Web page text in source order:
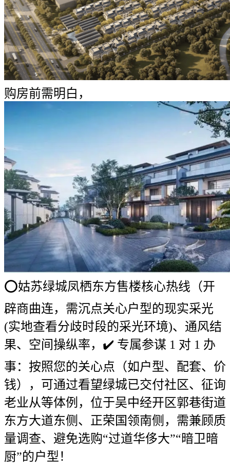
购房前需明白，
⭕姑苏绿城凤栖东方售楼核心热线（开
辟商曲连，需沉点关心户型的现实采光
(实地查看分歧时段的采光环境)、通风结
果、空间操纵率，✔️ 专属参谋 1 对 1 办
事：按照您的关心点（如户型、配套、价
钱），可通过看望绿城已交付社区、征询
老业从等体例，位于吴中经开区郭巷街道
东方大道东侧、正荣国领南侧，需兼顾质
量调查、避免选购“过道华侈大”“暗卫暗
厨”的户型！